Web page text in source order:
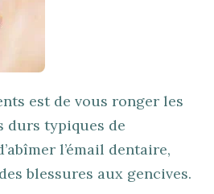
est de vous ronger les
durs typiques de
l’émail dentaire,
blessures aux gencives.